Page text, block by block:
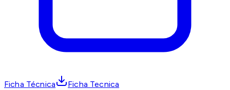
Ficha Técnica Ficha Tecnica